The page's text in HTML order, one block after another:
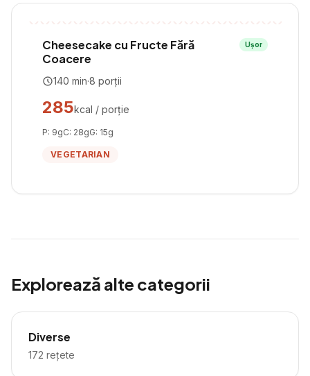
Cheesecake cu Fructe Fără
Coacere
Ușor
140 min·8 porții
285kcal / porție
P: 9gC: 28gG: 15g
VEGETARIAN
Explorează alte categorii
Diverse
172 rețete